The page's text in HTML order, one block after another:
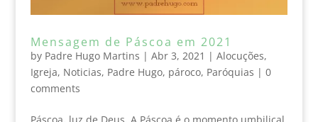
Mensagem de Páscoa em 2021
by Padre Hugo Martins | Abr 3, 2021 | Alocuções,
Igreja, Noticias, Padre Hugo, pároco, Paróquias | 0
comments